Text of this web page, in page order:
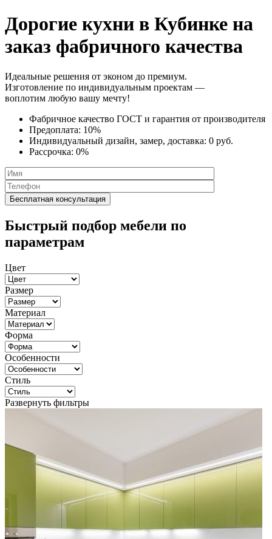
Дорогие кухни в Кубинке на
заказ фабричного качества
Идеальные решения от эконом до премиум.
Изготовление по индивидуальным проектам —
воплотим любую вашу мечту!
Фабричное качество ГОСТ и гарантия от производителя
Предоплата: 10%
Индивидуальный дизайн, замер, доставка: 0 руб.
Рассрочка: 0%
Быстрый подбор мебели по
параметрам
Цвет
Размер
Материал
Форма
Особенности
Стиль
Развернуть фильтры